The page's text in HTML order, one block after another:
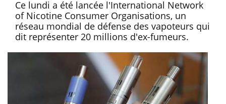
Ce lundi a été lancée l'International Network
of Nicotine Consumer Organisations, un
réseau mondial de défense des vapoteurs qui
dit représenter 20 millions d'ex-fumeurs.